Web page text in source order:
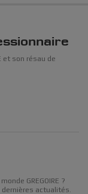
et son résau de
GREGOIRE ?
dernières actualités.